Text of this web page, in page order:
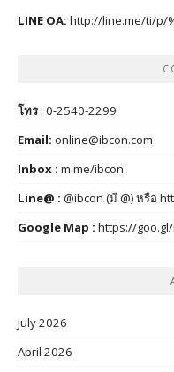
LINE OA: http://line.me/ti/p/
โทร: 0-2540-2299
Email: online@ibcon.com
Inbox : m.me/ibcon
Line@ : @ibcon (มี @) หรือ
Google Map : https://
July 2026
April 2026